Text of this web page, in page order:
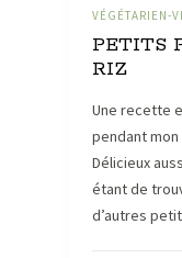
VÉGÉTARIEN-
PETITS
RIZ
Une recette
pendant
Délicieux
étant de
d’autres